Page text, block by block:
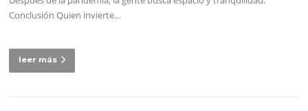
Conclusión Quien invierte…
leer más